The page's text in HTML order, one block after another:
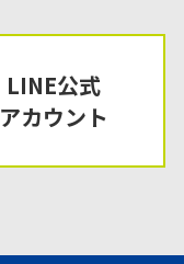
LINE公式
アカウント